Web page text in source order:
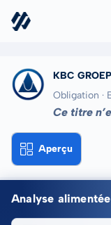
KBC
Obligation ·
Ce titre
Aperçu
Analyse